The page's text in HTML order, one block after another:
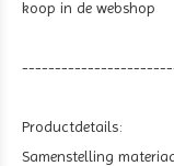
koop in de webshop
Productdetails:
Samenstelling